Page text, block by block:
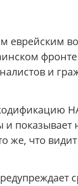
еврейским
и
показывает
же, что